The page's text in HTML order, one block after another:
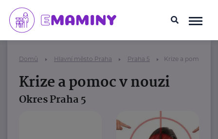
Domů Hlavní město Praha Praha 5 Krize a pomoc v
Krize a pomoc v nouzi
Okres Praha 5